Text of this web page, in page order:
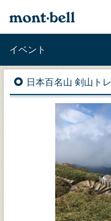
イベント
日本百名山 剣山ト